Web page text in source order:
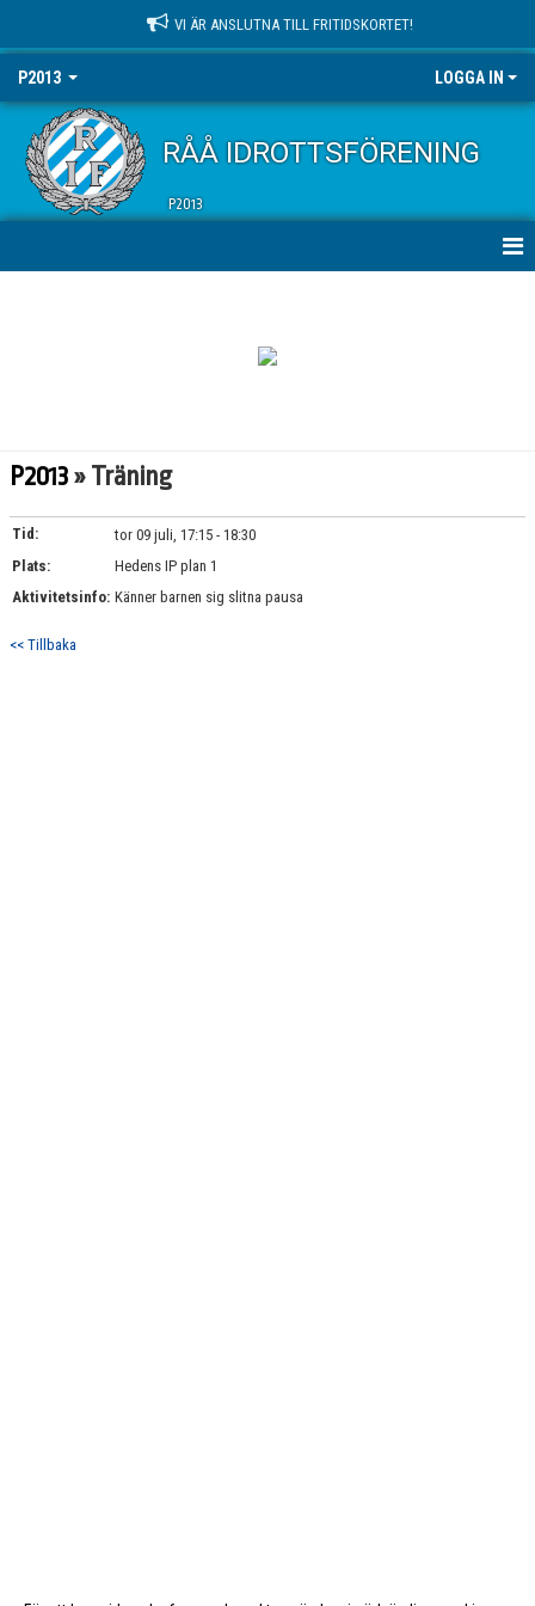
VI ÄR ANSLUTNA TILL FRITIDSKORTET!
P2013 LOGGA IN
RÅÅ IDROTTSFÖRENING
P2013
DOKUMENT
KONTAKT
P2013 » Träning
Tid:
tor 09 juli, 17:15 - 18:30
Plats:
Hedens IP plan 1
Aktivitetsinfo: Känner barnen sig slitna pausa
<< Tillbaka